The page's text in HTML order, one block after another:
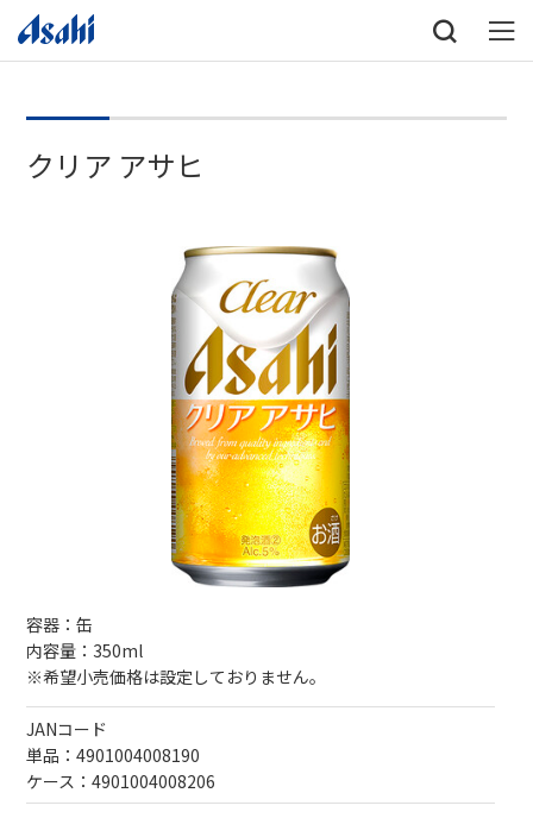
クリア アサヒ
容器：缶
内容量：350ml
※希望小売価格は設定しておりません。
JANコード
単品：4901004008190
ケース：4901004008206